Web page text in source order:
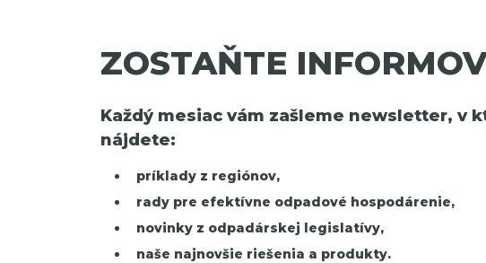
ZOSTAŇTE
Každý mesiac vám zašleme newsletter, v
nájdete:
príklady z regiónov,
rady pre efektívne odpadové hospodárenie,
novinky z odpadárskej legislatívy,
naše najnovšie riešenia a produkty.